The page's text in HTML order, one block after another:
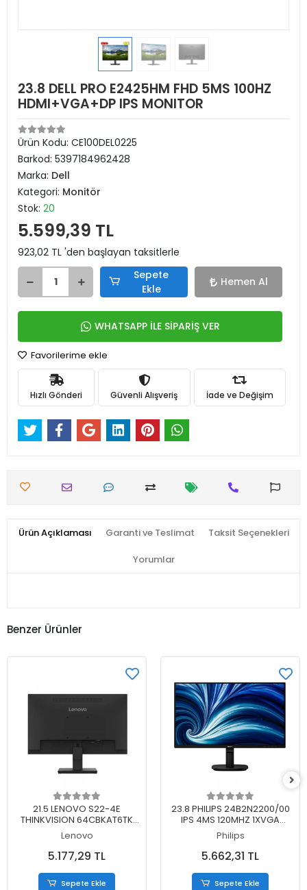
23.8 DELL PRO E2425HM FHD 5MS 100HZ
HDMI+VGA+DP IPS MONITOR
Ürün Kodu: CE100DEL0225
Barkod: 5397184962428
Marka: Dell
Kategori: Monitör
Stok: 20
5.599,39 TL
923,02 TL 'den başlayan taksitlerle
Sepete
Ekle
Hemen Al
WHATSAPP İLE SİPARİŞ VER
Favorilerime ekle
Hızlı Gönderi Güvenli Alışveriş İade ve Değişim
Ürün Açıklaması Garanti ve Teslimat Taksit Seçenekleri
Yorumlar
Benzer Ürünler
Sepete Ekle
21.5 LENOVO S22-4E
THINKVISION 64CBKAT6TK
FHD 4MS 100HZ HDMI+VGA
WLED MONITOR (3 YIL
GARANTİ)
Lenovo
5.177,29 TL
Sepete Ekle
Sepete Ekle
23.8 PHILIPS 24B2N2200/00
IPS 4MS 120MHZ 1XVGA
1XHDMI 1XDP FHD 1920X1080
HOPARLÖR VESA SİYAH (5 YIL
GARANTİ)
Philips
5.662,31 TL
Sepete Ekle